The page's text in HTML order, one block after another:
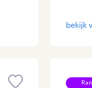
bekijk